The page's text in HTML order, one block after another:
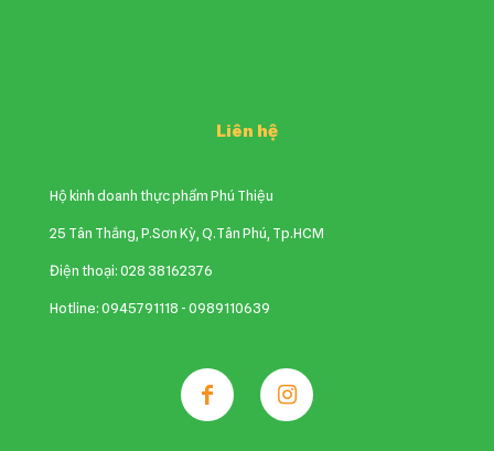
Liên hệ
Hộ kinh doanh thực phẩm Phú Thiệu
25 Tân Thắng, P.Sơn Kỳ, Q.Tân Phú, Tp.HCM
Điện thoại: 028 38162376
Hotline: 0945791118 - 0989110639